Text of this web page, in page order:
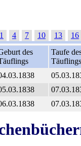
1 4 7 10 13
16
des
Taufe
Täuflings